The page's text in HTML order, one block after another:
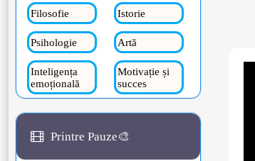
Filosofie Istorie
Psihologie Artă
Inteligența
emoțională
Motivație și
succes
Printre Pauze🎨